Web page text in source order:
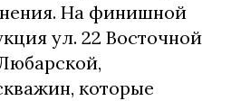
На финишной
ул. 22 Восточной
которые